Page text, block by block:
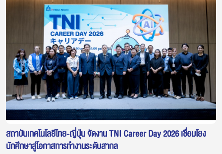
สถาบันเทคโนโลยีไทย-ญี่ปุ่น จัดงาน TNI Career Day 2026 เชื่อมโยง
นักศึกษาสู่โอกาสการทำงานระดับสากล